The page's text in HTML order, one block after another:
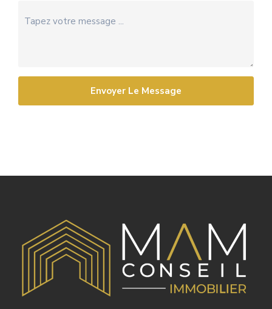
Envoyer Le Message